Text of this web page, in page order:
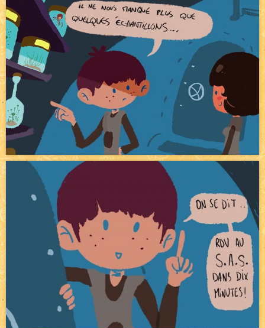
Pique-nique d'été NEW
Avatar, le dessin d'un autre maître NEW
Beyond the cliff (suite)
Le Jeu du Trône – Généalogie NEW